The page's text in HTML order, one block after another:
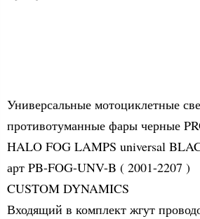
Универсальные мотоциклетные
противотуманные фары черные
HALO FOG LAMPS universal
арт PB-FOG-UNV-B ( 2001-2207 )
CUSTOM DYNAMICS
Входящий в комплект жгут